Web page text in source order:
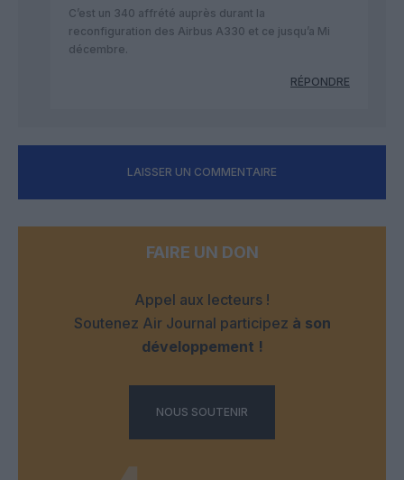
C’est un 340 affrété auprès durant la
reconfiguration des Airbus A330 et ce jusqu’a Mi
décembre.
RÉPONDRE
LAISSER UN COMMENTAIRE
FAIRE UN DON
Appel aux lecteurs !
Soutenez Air Journal participez à son
développement !
NOUS SOUTENIR